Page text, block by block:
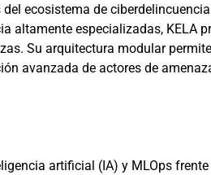
ecosistema de
altamente especializadas, KELA
Su arquitectura modular
avanzada de actores de
artificial (IA) y MLOps